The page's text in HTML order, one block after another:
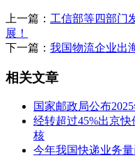
上一篇： 工信部等四部门
展！
下一篇： 我国物流企业出
相关文章
国家邮政局公布
经转超过45%出京
核
今年我国快递业务量